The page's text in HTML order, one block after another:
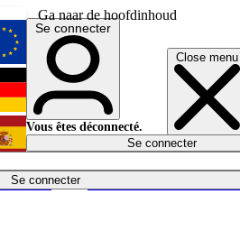
Ga naar de hoofdinhoud
Close menu
Se connecter
Économie
English
Deutsch
Español
Se connecter
Vous êtes déconnecté.
Se connecter